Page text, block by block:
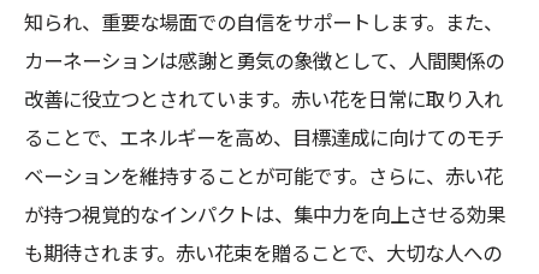
知られ、重要な場面での自信をサポートします。また、
カーネーションは感謝と勇気の象徴として、人間関係の
改善に役立つとされています。赤い花を日常に取り入れ
ることで、エネルギーを高め、目標達成に向けてのモチ
ベーションを維持することが可能です。さらに、赤い花
が持つ視覚的なインパクトは、集中力を向上させる効果
も期待されます。赤い花束を贈ることで、大切な人への